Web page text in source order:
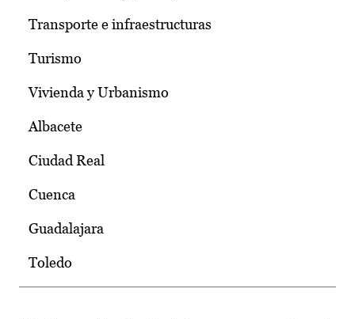
Transporte e infraestructuras
Turismo
Vivienda y Urbanismo
Albacete
Ciudad Real
Cuenca
Guadalajara
Toledo